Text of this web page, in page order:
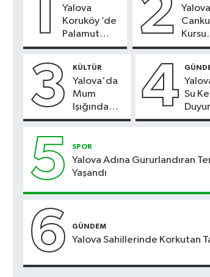
1
Yalova
Koruköy ’de
Palamut
Sezonu
2
Kursu
3 KÜLTÜR
Yalova'da
Mum
Işığında
Konser
4 Su
5 SPOR
Yalova Adına Gururlandıran
Yaşandı
6 GÜNDEM
Yalova Sahillerinde Korkutan